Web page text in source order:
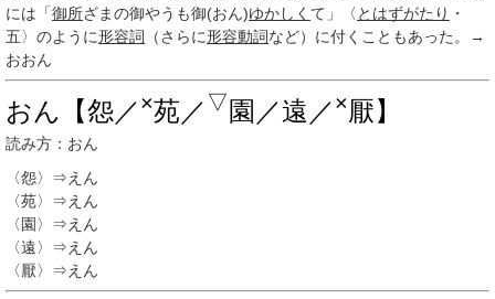
には「御所ざまの御やうも御(おん)ゆかしく て」〈 とはずがたり ・
五〉のように形容詞 （さらに形容動詞など）に付くこともあった。→
おおん
おん【怨／×苑／ ▽ 園／遠／×厭】
読み方：おん
〈怨〉⇒えん
〈苑〉⇒えん
〈園〉⇒えん
〈遠〉⇒えん
〈厭〉⇒えん